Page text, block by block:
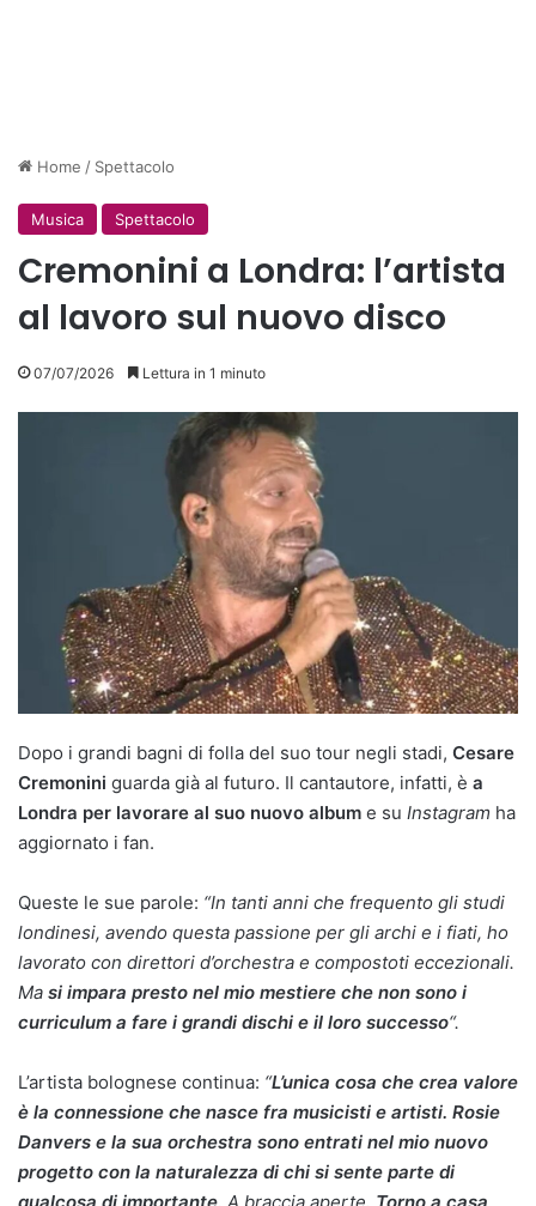
Home / Spettacolo
Musica Spettacolo
Cremonini a Londra: l’artista
al lavoro sul nuovo disco
07/07/2026 Lettura in 1 minuto
Dopo i grandi bagni di folla del suo tour negli stadi, Cesare
Cremonini guarda già al futuro. Il cantautore, infatti, è a
Londra per lavorare al suo nuovo album e su Instagram ha
aggiornato i fan.
Queste le sue parole: “In tanti anni che frequento gli studi
londinesi, avendo questa passione per gli archi e i fiati, ho
lavorato con direttori d’orchestra e compostoti eccezionali.
Ma si impara presto nel mio mestiere che non sono i
curriculum a fare i grandi dischi e il loro successo“.
L’artista bolognese continua: “L’unica cosa che crea valore
è la connessione che nasce fra musicisti e artisti. Rosie
Danvers e la sua orchestra sono entrati nel mio nuovo
progetto con la naturalezza di chi si sente parte di